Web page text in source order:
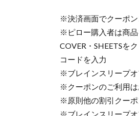
※決済画面でクーポ
※ピロー購入者は商
COVER・SHEETSを
コードを入力
※ブレインスリープ
※クーポンのご利用は
※原則他の割引クーポ
※ブレインスリープ